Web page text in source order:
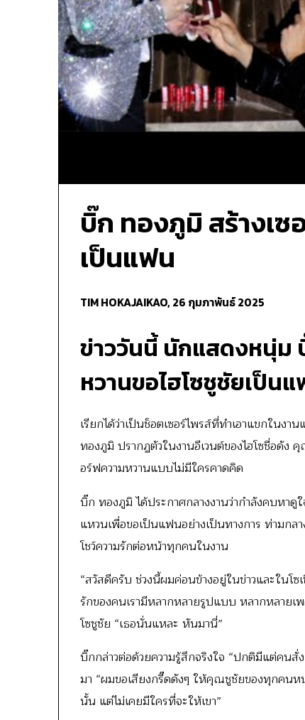
บิ๊ก ทองภูมิ สร้างเซ
เป็นแฟน
TIM HOKAJAIKAO, 26 กุมภาพันธ์ 2025
ข่าววันนี้ นักแสดงหนุ่ม
หวานขอไฮโซชูชัยเป็น
เรียกได้ว่าเป็นช็อตเซอร์ไพรส์ที่ทำเอาแขกใน
ทองภูมิ ปรากฏตัวในงานอีเวนต์ของไฮโซชื่อดัง
อร์ฟความหวานแบบไม่มีใครคาดคิด
บิ๊ก ทองภูมิ ได้ประกาศกลางงานว่ากำลังคบหาดู
แหวนเพื่อขอเป็นแฟนอย่างเป็นทางการ ท่ามกล
โชว์ความรักต่อหน้าทุกคนในงาน
“สวัสดีครับ ช่วงนี้ผมค่อนข้างอยู่ในข่าวและในโซ
รักของคนเรามีหลากหลายรูปแบบ หลากหลาย
โซชูชัย “เธอนั่นแหละ หันมานี่”
บิ๊กกล่าวต่อด้วยความรู้สึกจริงใจ “ปกติมีแต่คน
มา “ผมขอเสียงกรี๊ดดังๆ ให้คุณชูชัยของทุกค
นั้น แต่ไม่เคยมีใครที่จะให้เขา”